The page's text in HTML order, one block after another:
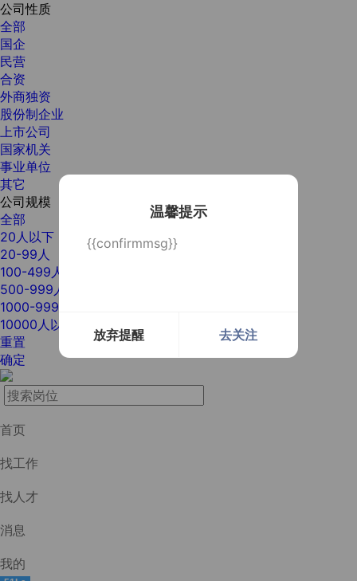
温馨提示
{{confirmmsg}}
放弃提醒 去关注
公司性质
全部
国企
民营
合资
外商独资
股份制企业
上市公司
国家机关
事业单位
其它
公司规模
全部
20人以下
20-99人
100-499人
500-999人
1000-9999人
10000人以上
重置
确定
首页
找工作
找人才
消息
我的